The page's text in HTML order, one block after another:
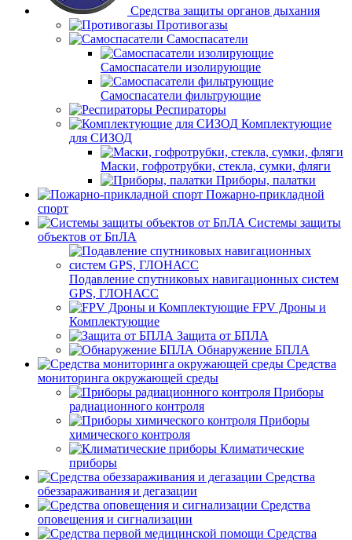
Средства защиты органов дыхания
Противогазы
Самоспасатели
Самоспасатели изолирующие
Самоспасатели фильтрующие
Респираторы
Комплектующие
для СИЗОД
Маски, гофротрубки, стекла, сумки, фляги
Приборы, палатки
Пожарно-прикладной
спорт
Системы защиты
объектов от БпЛА
Подавление спутниковых навигационных систем
GPS, ГЛОНАСС
FPV Дроны и
Комплектующие
Защита от БПЛА
Обнаружение БПЛА
Средства
мониторинга окружающей среды
Приборы
радиационного контроля
Приборы
химического контроля
Климатические
приборы
Средства
обеззараживания и дегазации
Средства
оповещения и сигнализации
Средства